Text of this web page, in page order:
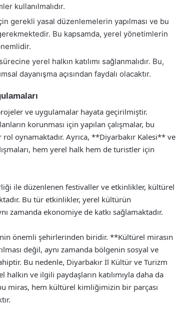
kullanılmalıdır.
gerekli yasal düzenlemelerin yapılması ve bu
Bu kapsamda, yerel yönetimlerin
yerel halkın katılımı sağlanmalıdır. Bu,
dayanışma açısından faydalı olacaktır.
ve uygulamalar hayata geçirilmiştir.
korunması için yapılan çalışmalar, bu
oynamaktadır. Ayrıca, **Diyarbakır Kalesi** ve
hem yerel halk hem de turistler için
ile düzenlenen festivaller ve etkinlikler, kültürel
Bu tür etkinlikler, yerel kültürün
zamanda ekonomiye de katkı sağlamaktadır.
önemli şehirlerinden biridir. **Kültürel mirasın
değil, aynı zamanda bölgenin sosyal ve
Bu nedenle, Diyarbakır İl Kültür ve Turizm
ve ilgili paydaşların katılımıyla daha da
miras, hem kültürel kimliğimizin bir parçası